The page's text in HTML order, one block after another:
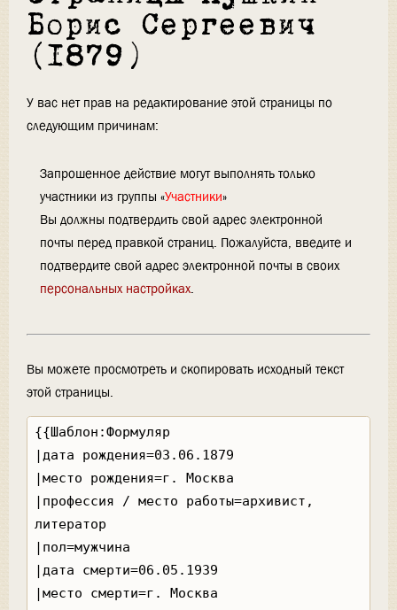
Борис Сергеевич
(1879)
У вас нет прав на редактирование этой страницы по
следующим причинам:
Запрошенное действие могут выполнять только
участники из группы «Участники»
Вы должны подтвердить свой адрес электронной
почты перед правкой страниц. Пожалуйста, введите и
подтвердите свой адрес электронной почты в своих
персональных настройках.
Вы можете просмотреть и скопировать исходный текст
этой страницы.